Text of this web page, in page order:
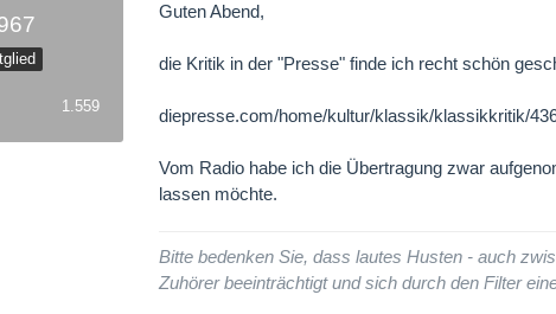
1.559
Guten Abend,
die Kritik in der "Presse" finde ich recht schön
diepresse.com/home/kultur/klassik/klassikkritik/
Vom Radio habe ich die Übertragung zwar
lassen möchte.
Bitte bedenken Sie, dass lautes Husten - auch
Zuhörer beeinträchtigt und sich durch den Filter